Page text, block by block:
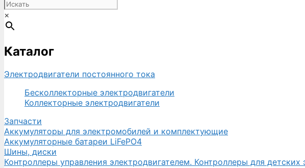
руб..
×
Каталог
Электродвигатели постоянного тока
Бесколлекторные электродвигатели
Коллекторные электродвигатели
Запчасти
Аккумуляторы для электромобилей и комплектующие
Аккумуляторные батареи LiFePO4
Шины, диски
Контроллеры управления электродвигателем. Контроллеры для детских